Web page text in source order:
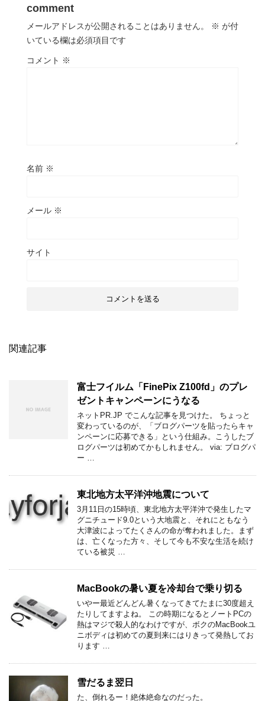
comment
メールアドレスが公開されることはありません。 ※ が付
いている欄は必須項目です
コメント ※
名前 ※
メール ※
サイト
関連記事
富士フイルム「FinePix Z100fd」のプレ
ゼントキャンペーンにうなる
ネットPR.JP でこんな記事を見つけた。 ちょっと
変わっているのが、「ブログパーツを貼ったらキャ
ンペーンに応募できる」という仕組み。こうしたブ
ログパーツは初めてかもしれません。 via: ブログパ
ー …
東北地方太平洋沖地震について
3月11日の15時頃、東北地方太平洋沖で発生したマ
グニチュード9.0という大地震と、それにともなう
大津波によってたくさんの命が奪われました。まず
は、亡くなった方々、そして今も不安な生活を続け
ている被災 …
MacBookの暑い夏を冷却台で乗り切る
いやー最近どんどん暑くなってきてたまに30度超え
たりしてますよね。 この時期になるとノートPCの
熱はマジで殺人的なわけですが、ボクのMacBookユ
ニボディは初めての夏到来にはりきって発熱してお
ります …
雪だるま翌日
た、倒れるー！絶体絶命なのだった。